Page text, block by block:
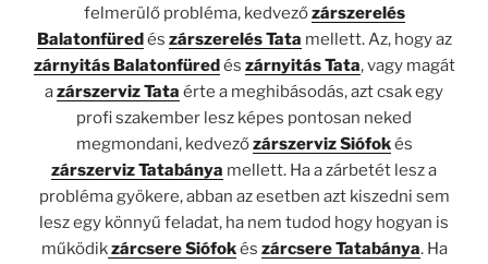
felmerülő probléma, kedvezőzárszerelés
Balatonfüred és zárszerelés Tata mellett. Az, hogy az
zárnyitás Balatonfüred és zárnyitás Tata, vagy magát
azárszerviz Tata érte a meghibásodás, azt csak egy
profi szakember lesz képes pontosan neked
megmondani, kedvezőzárszerviz Siófokés
zárszerviz Tatabánya mellett. Ha a zárbetét lesz a
probléma gyökere, abban az esetben azt kiszedni sem
lesz egy könnyű feladat, ha nem tudod hogy hogyan is
működikzárcsere Siófokés zárcsere Tatabánya. Ha